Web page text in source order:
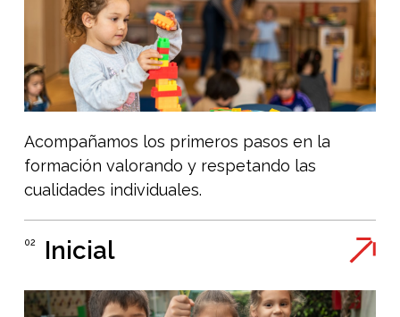
Acompañamos los primeros pasos en la
formación valorando y respetando las
cualidades individuales.
02 Inicial